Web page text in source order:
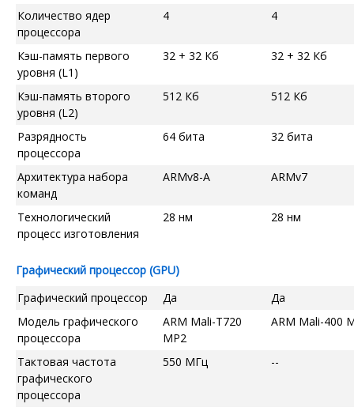
Количество ядер
процессора
4 4
Кэш-память первого
уровня (L1)
32 + 32 Кб 32 + 32 Кб
Кэш-память второго
уровня (L2)
512 Кб 512 Кб
Разрядность
процессора
64 бита 32 бита
Архитектура набора
команд
ARMv8-A ARMv7
Технологический
процесс изготовления
28 нм 28 нм
Графический процессор (GPU)
Графический процессор
Да
Да
Модель графического
процессора
ARM Mali-T720
MP2
ARM Mali-400
Тактовая частота
графического
процессора
550 МГц --